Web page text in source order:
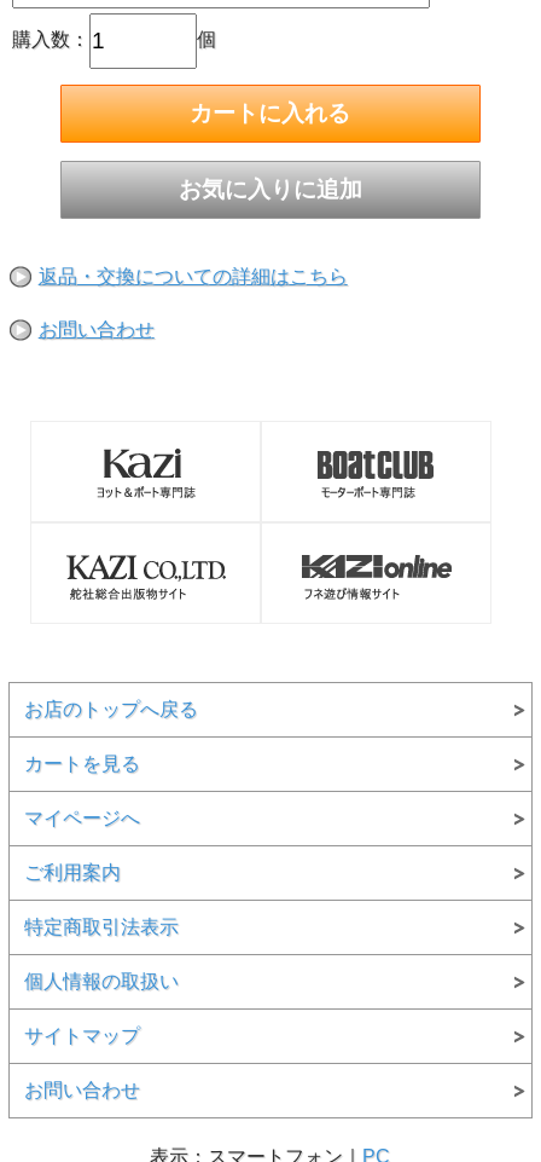
購入数： 個
返品・交換についての詳細はこちら
お問い合わせ
お店のトップへ戻る
カートを見る
マイページへ
ご利用案内
特定商取引法表示
個人情報の取扱い
サイトマップ
お問い合わせ
表示：スマートフォン｜ PC